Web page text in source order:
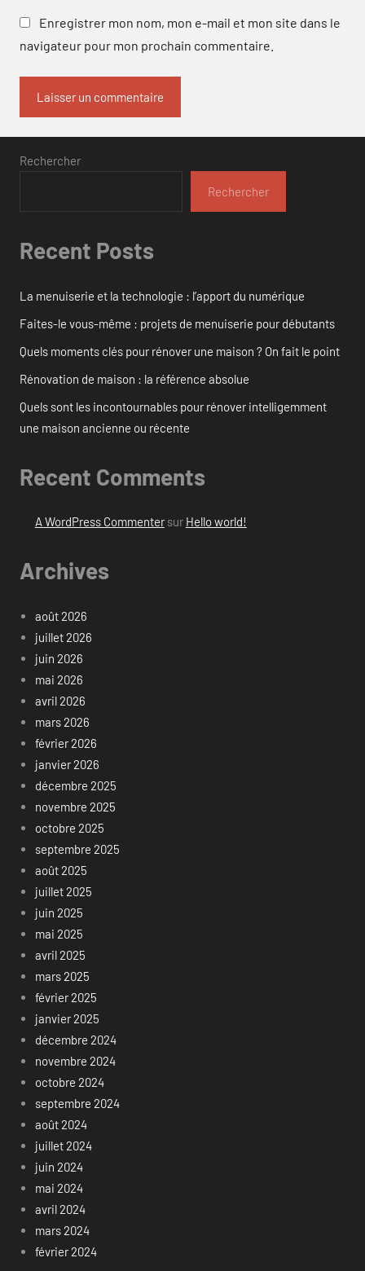
Enregistrer mon nom, mon e-mail et mon site dans le
navigateur pour mon prochain commentaire.
Rechercher
Rechercher
Recent Posts
La menuiserie et la technologie : l’apport du numérique
Faites-le vous-même : projets de menuiserie pour débutants
Quels moments clés pour rénover une maison ? On fait le point
Rénovation de maison : la référence absolue
Quels sont les incontournables pour rénover intelligemment
une maison ancienne ou récente
Recent Comments
A WordPress Commentersur Hello world!
Archives
août 2026
juillet 2026
juin 2026
mai 2026
avril 2026
mars 2026
février 2026
janvier 2026
décembre 2025
novembre 2025
octobre 2025
septembre 2025
août 2025
juillet 2025
juin 2025
mai 2025
avril 2025
mars 2025
février 2025
janvier 2025
décembre 2024
novembre 2024
octobre 2024
septembre 2024
août 2024
juillet 2024
juin 2024
mai 2024
avril 2024
mars 2024
février 2024